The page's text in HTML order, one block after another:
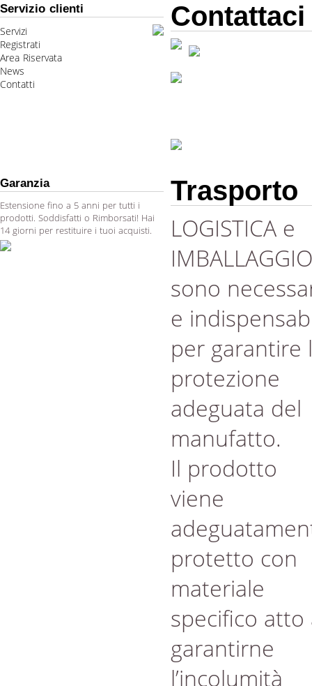
Servizio clienti
Servizi
Registrati
Area Riservata
News
Contatti
Contattaci
Garanzia
Estensione fino a 5 anni per tutti i
prodotti. Soddisfatti o Rimborsati! Hai
14 giorni per restituire i tuoi acquisti.
Trasporto
LOGISTICA e
IMBALLAGGIO
sono
e
per garantire
protezione
adeguata del
manufatto.
Il prodotto
viene
protetto con
materiale
specifico atto
garantirne
l’incolumità